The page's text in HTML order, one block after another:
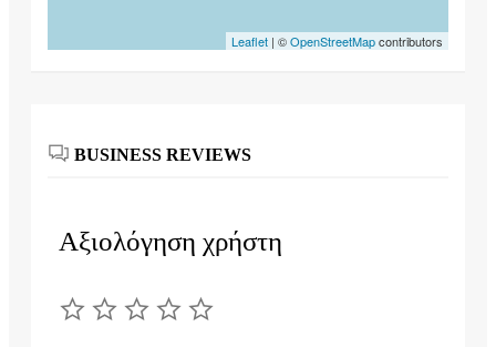
Leaflet | ©OpenStreetMapcontributors
BUSINESS REVIEWS
Αξιολόγηση χρήστη